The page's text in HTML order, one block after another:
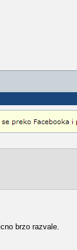
brzo razvale.